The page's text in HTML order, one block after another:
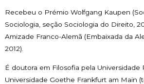
Recebeu o Prémio Wolfgang Kaupen
Sociologia, seção Sociologia do Direito,
Amizade Franco-Alemã (Embaixada da
2012).
É doutora em Filosofia pela Universidade
Universidade Goethe Frankfurt am Main